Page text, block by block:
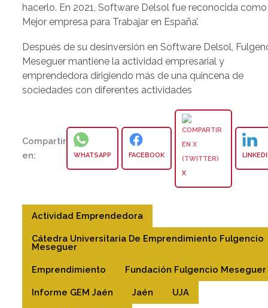
hacerlo. En 2021, Software Delsol fue reconocida como
Mejor empresa para Trabajar en España’.
Después de su desinversión en Software Delsol,
Meseguer mantiene la actividad empresarial y
emprendedora dirigiendo más de una quincena de
sociedades con diferentes actividades
Compartir
en:
WHATSAPP FACEBOOK
X
Actividad Emprendedora
Cátedra Universitaria De Emprendimiento Fulgencio
Meseguer
Emprendimiento Fundación Fulgencio Meseguer
Informe GEM Jaén Jaén UJA